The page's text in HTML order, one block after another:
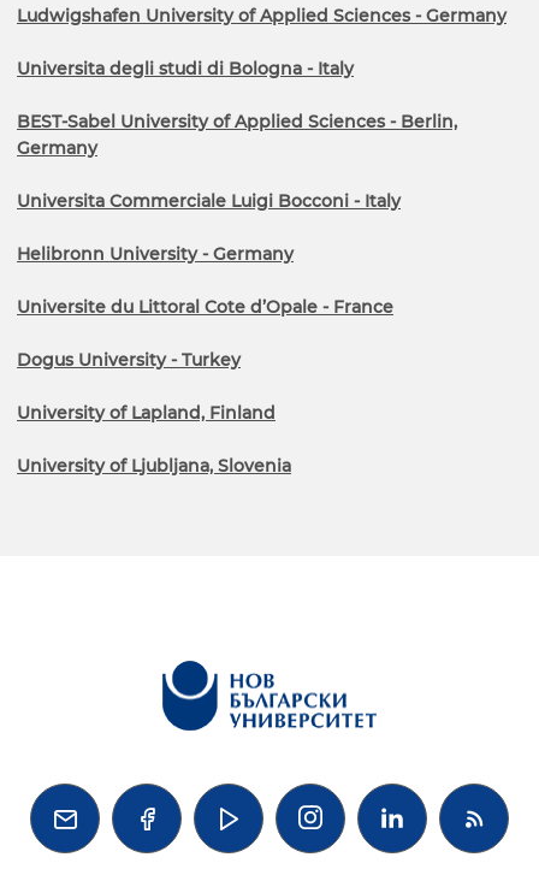
Ludwigshafen University of Applied Sciences - Germany
Universita degli studi di Bologna - Italy
BEST-Sabel University of Applied Sciences - Berlin,
Germany
Universita Commerciale Luigi Bocconi - Italy
Helibronn University - Germany
Universite du Littoral Cote d’Opale - France
Dogus University - Turkey
University of Lapland, Finland
University of Ljubljana, Slovenia
   